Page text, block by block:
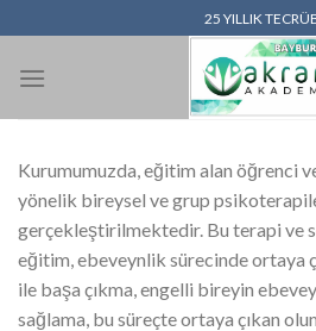
atla
25 YILLIK
Kurumumuzda, eğitim alan öğrenci
yönelik bireysel ve grup
gerçekleştirilmektedir. Bu terapi ve
eğitim, ebeveynlik sürecinde ortaya
ile başa çıkma, engelli bireyin
sağlama, bu süreçte ortaya çıkan